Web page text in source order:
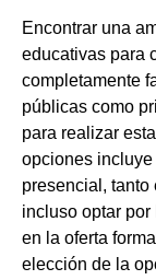
Encontrar una
educativas para
completamente
públicas como
para realizar
opciones
presencial, tanto
incluso optar
en la oferta
elección de la